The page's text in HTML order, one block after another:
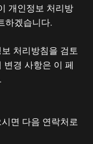
개인정보 처리방
하겠습니다.
처리방침을 검토
변경 사항은 이 페
면 다음 연락처로